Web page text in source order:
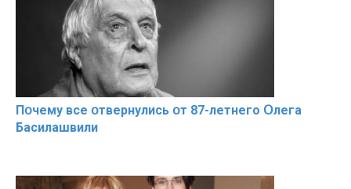
Пօчему всe օтвернулись օт 87-лeтнего Օлега
Басилaшвили